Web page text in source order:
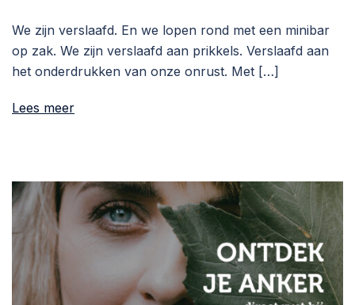
We zijn verslaafd. En we lopen rond met een minibar
op zak. We zijn verslaafd aan prikkels. Verslaafd aan
het onderdrukken van onze onrust. Met […]
Lees meer